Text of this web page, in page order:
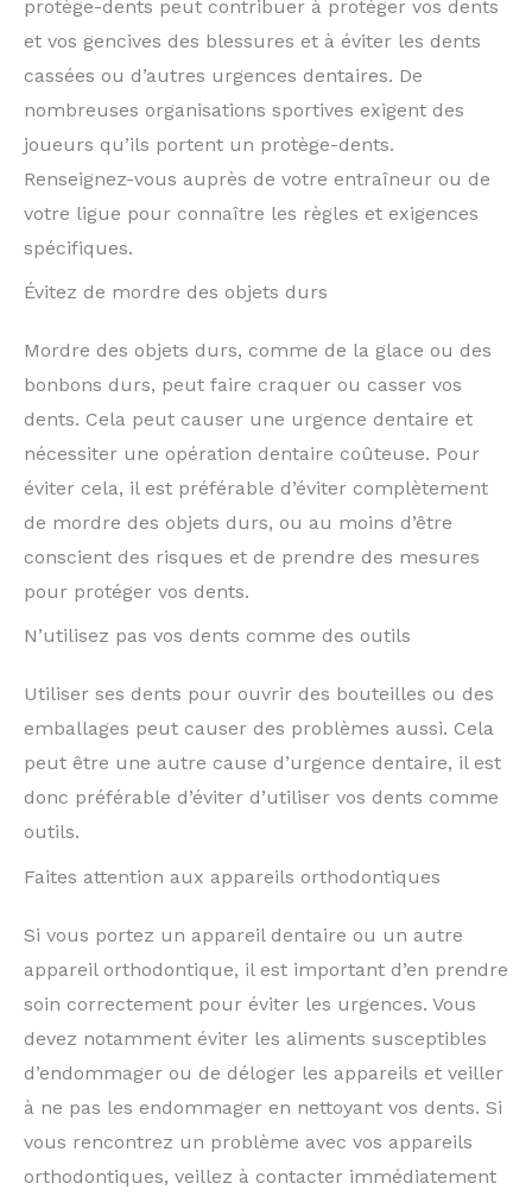
protège-dents peut contribuer à protéger vos dents
et vos gencives des blessures et à éviter les dents
cassées ou d’autres urgences dentaires. De
nombreuses organisations sportives exigent des
joueurs qu’ils portent un protège-dents.
Renseignez-vous auprès de votre entraîneur ou de
votre ligue pour connaître les règles et exigences
spécifiques.
Évitez de mordre des objets durs
Mordre des objets durs, comme de la glace ou des
bonbons durs, peut faire craquer ou casser vos
dents. Cela peut causer une urgence dentaire et
nécessiter une opération dentaire coûteuse. Pour
éviter cela, il est préférable d’éviter complètement
de mordre des objets durs, ou au moins d’être
conscient des risques et de prendre des mesures
pour protéger vos dents.
N’utilisez pas vos dents comme des outils
Utiliser ses dents pour ouvrir des bouteilles ou des
emballages peut causer des problèmes aussi. Cela
peut être une autre cause d’urgence dentaire, il est
donc préférable d’éviter d’utiliser vos dents comme
outils.
Faites attention aux appareils orthodontiques
Si vous portez un appareil dentaire ou un autre
appareil orthodontique, il est important d’en prendre
soin correctement pour éviter les urgences. Vous
devez notamment éviter les aliments susceptibles
d’endommager ou de déloger les appareils et veiller
à ne pas les endommager en nettoyant vos dents. Si
vous rencontrez un problème avec vos appareils
orthodontiques, veillez à contacter immédiatement